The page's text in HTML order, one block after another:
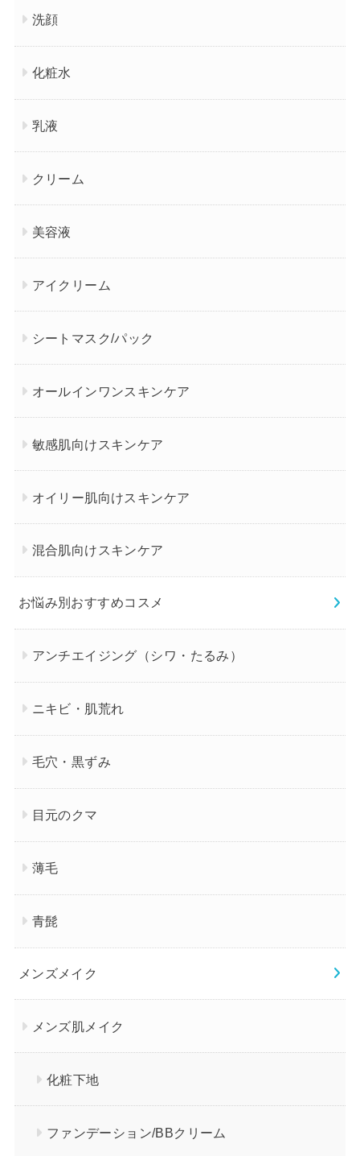
洗顔
化粧水
乳液
クリーム
美容液
アイクリーム
シートマスク/パック
オールインワンスキンケア
敏感肌向けスキンケア
オイリー肌向けスキンケア
混合肌向けスキンケア
お悩み別おすすめコスメ
アンチエイジング（シワ・たるみ）
ニキビ・肌荒れ
毛穴・黒ずみ
目元のクマ
薄毛
青髭
メンズメイク
メンズ肌メイク
化粧下地
ファンデーション/BBクリーム